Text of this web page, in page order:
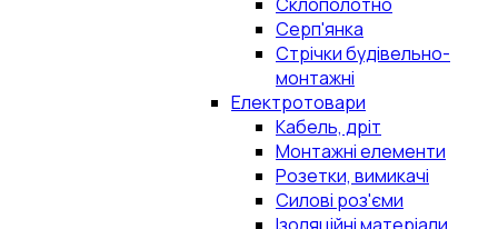
Серп'янка
Стрічки будівельно-
монтажні
Електротовари
Кабель, дріт
Монтажні елементи
Розетки, вимикачі
Силові роз'єми